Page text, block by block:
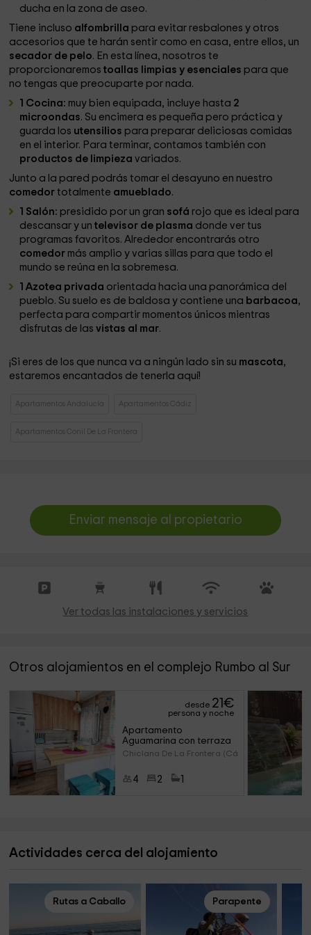
ducha en la zona de aseo.
Tiene incluso alfombrilla para evitar resbalones y otros
accesorios que te harán sentir como en casa, entre ellos, un
secador de pelo. En esta línea, nosotros te
proporcionaremos toallas limpias y esenciales para que
no tengas que preocuparte por nada.
1 Cocina: muy bien equipada, incluye hasta 2
microondas. Su encimera es pequeña pero práctica y
guarda los utensilios para preparar deliciosas comidas
en el interior. Para terminar, contamos también con
productos de limpieza variados.
Junto a la pared podrás tomar el desayuno en nuestro
comedortotalmente amueblado.
1 Salón: presidido por un gran sofá rojo que es ideal para
descansar y un televisor de plasma donde ver tus
programas favoritos. Alrededor encontrarás otro
comedor más amplio y varias sillas para que todo el
mundo se reúna en la sobremesa.
1 Azotea privada orientada hacia una panorámica del
pueblo. Su suelo es de baldosa y contiene una barbacoa,
perfecta para compartir momentos únicos mientras
disfrutas de las vistas al mar.
¡Si eres de los que nunca va a ningún lado sin su mascota,
estaremos encantados de tenerla aquí!
Apartamentos Andalucía Apartamentos Cádiz
Apartamentos Conil De La Frontera
Enviar mensaje al propietario
Ver todas las instalaciones y servicios
Otros alojamientos en el complejo Rumbo al Sur
desde 21€
persona y noche
Apartamento
Aguamarina con terraza
Chiclana De La Frontera (Cádi
4 2
Actividades cerca del alojamiento
Rutas a Caballo Parapente